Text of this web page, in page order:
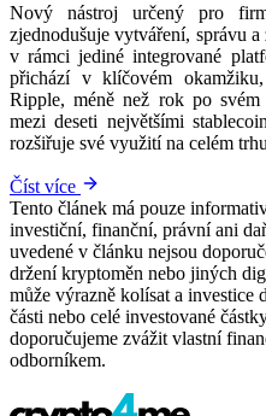
Nový nástroj určený pro
zjednodušuje vytváření, správu
v rámci jediné integrované
přichází v klíčovém
Ripple, méně než rok po
mezi deseti největšími
rozšiřuje své využití na celém
Číst více
Tento článek má pouze
investiční, finanční, právní ani
uvedené v článku nejsou
držení kryptoměn nebo jiných
může výrazně kolísat a investice
části nebo celé investované
doporučujeme zvážit vlastní
odborníkem.